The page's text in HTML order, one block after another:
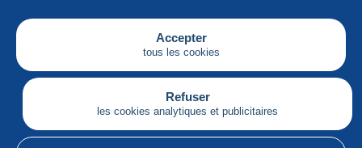
Accepter
tous les cookies
Refuser
les cookies analytiques et publicitaires
Société
Services
Articles
Français